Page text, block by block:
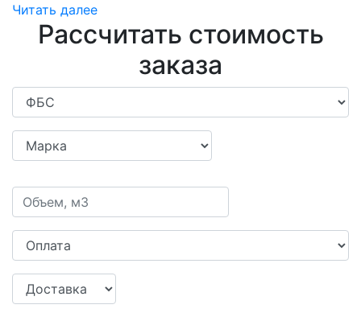
Читать далее
Рассчитать стоимость
заказа